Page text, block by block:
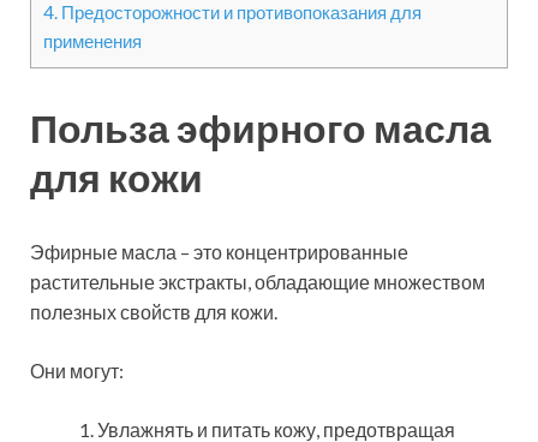
4. Предосторожности и противопоказания для
применения
Польза эфирного масла
для кожи
Эфирные масла – это концентрированные
растительные экстракты, обладающие множеством
полезных свойств для кожи.
Они могут:
Увлажнять и питать кожу, предотвращая